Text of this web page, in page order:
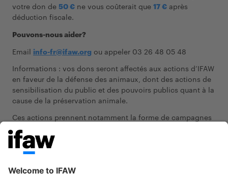
votre don de 50 € ne vous coûterait que 17 € après
déduction fiscale.
Pouvons-nous aider?
Email info-fr@ifaw.org ou appeler 03 26 48 05 48
Informations : vos dons seront affectés aux actions d’IFAW
en faveur de la défense des animaux, dont des actions de
sensibilisation du public et des pouvoirs publics quant à la
cause de la préservation animale.
Ces actions prennent notamment la forme de campagnes
d’informations sur une ou plusieurs espèces animales, des
actions éducatives
thèmes de la maltraitance animale ou encore des
pouvoirs publics pour assurer la protection et la